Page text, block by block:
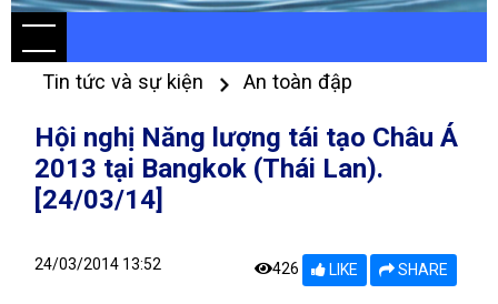
Tin tức và sự kiện An toàn đập
Hội nghị Năng lượng tái tạo Châu Á
2013 tại Bangkok (Thái Lan).
[24/03/14]
24/03/2014 13:52 426 LIKE SHARE